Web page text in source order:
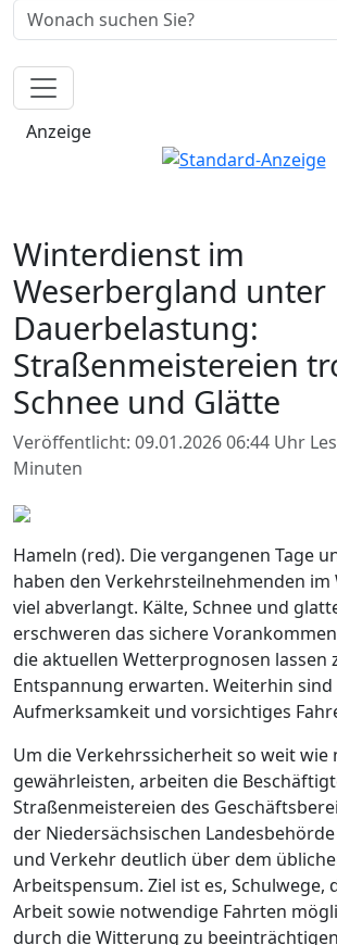
Anzeige
Winterdienst im
Weserbergland unter
Dauerbelastung:
Straßenmeistereien
Schnee und Glätte
Veröffentlicht: 09.01.2026 06:44 Uhr
Minuten
Hameln (red). Die vergangenen Tage
haben den Verkehrsteilnehmenden im
viel abverlangt. Kälte, Schnee und
erschweren das sichere
die aktuellen Wetterprognosen lassen
Entspannung erwarten. Weiterhin
Aufmerksamkeit und vorsichtiges
Um die Verkehrssicherheit so weit wie
gewährleisten, arbeiten die
Straßenmeistereien des
der Niedersächsischen
und Verkehr deutlich über dem
Arbeitspensum. Ziel ist es, Schulwege,
Arbeit sowie notwendige Fahrten
durch die Witterung zu